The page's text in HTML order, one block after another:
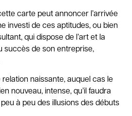
carte peut annoncer l’arrivée
investi de ces aptitudes, ou bien
qui dispose de l’art et la
succès de son entreprise,
relation naissante, auquel cas le
nouveau, intense, qu’il faudra
à peu des illusions des débuts